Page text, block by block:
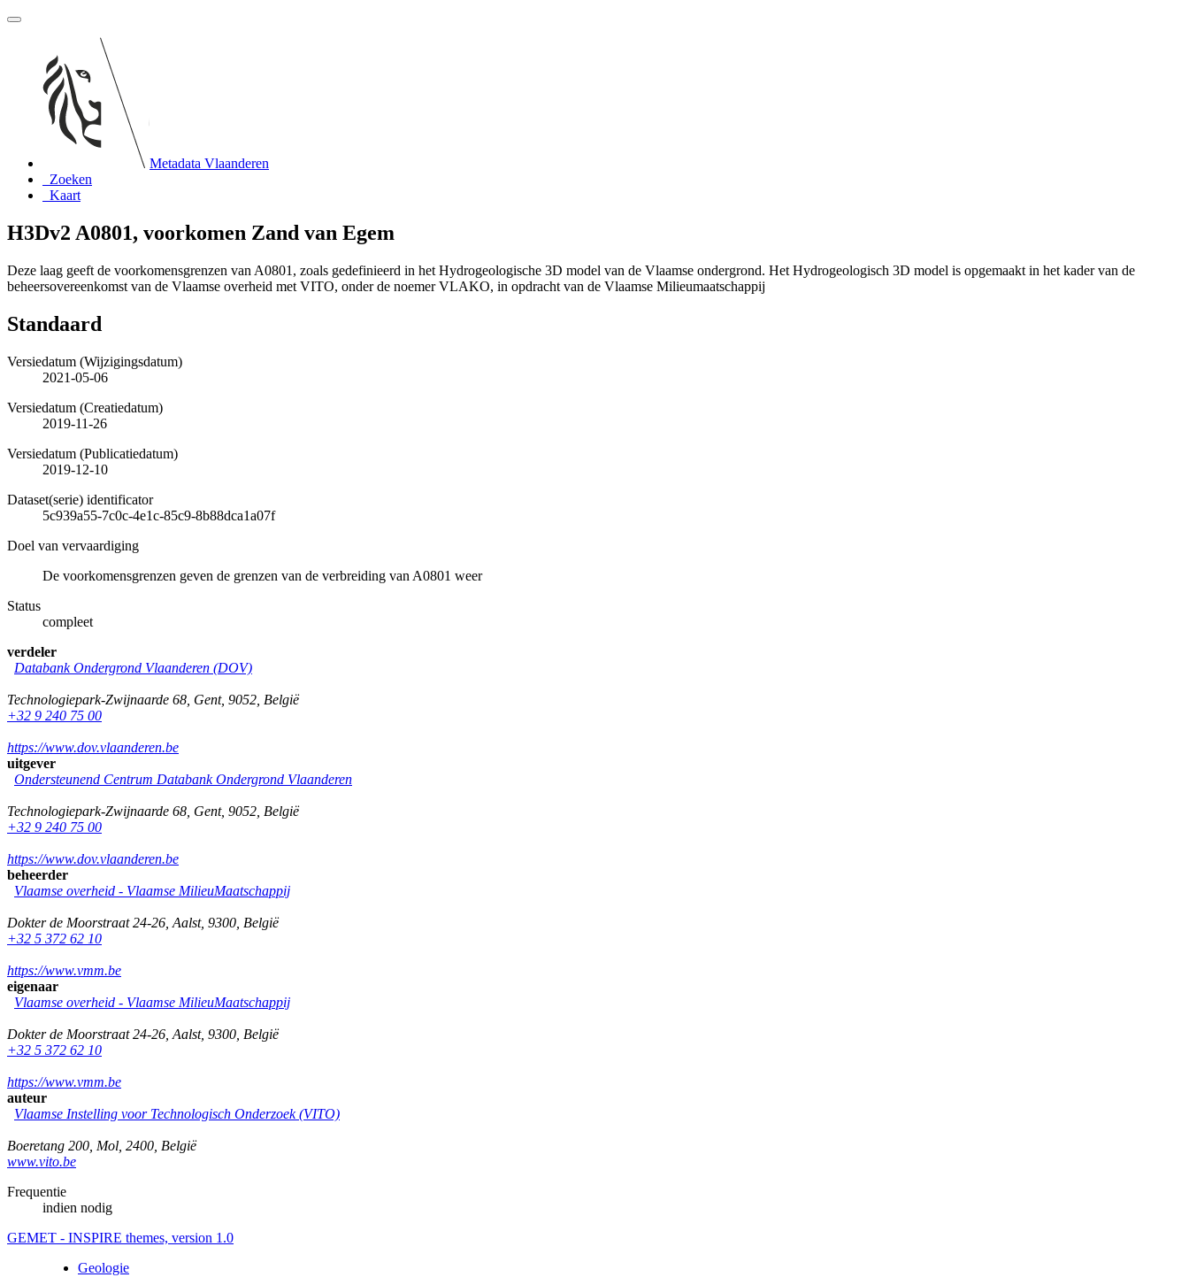
Metadata Vlaanderen
Zoeken
Kaart
H3Dv2 A0801, voorkomen Zand van Egem
Deze laag geeft de voorkomensgrenzen van A0801, zoals gedefinieerd in het Hydrogeologische 3D model van de Vlaamse ondergrond. Het Hydrogeologisch 3D model is opgemaakt in het kader van de
beheersovereenkomst van de Vlaamse overheid met VITO, onder de noemer VLAKO, in opdracht van de Vlaamse Milieumaatschappij
Standaard
Versiedatum (Wijzigingsdatum)
2021-05-06
Versiedatum (Creatiedatum)
2019-11-26
Versiedatum (Publicatiedatum)
2019-12-10
Dataset(serie) identificator
5c939a55-7c0c-4e1c-85c9-8b88dca1a07f
Doel van vervaardiging
De voorkomensgrenzen geven de grenzen van de verbreiding van A0801 weer
Status
compleet
verdeler
Databank Ondergrond Vlaanderen (DOV)
Technologiepark-Zwijnaarde 68 Gent, 9052 België
+32 9 240 75 00
https://www.dov.vlaanderen.be
uitgever
Ondersteunend Centrum Databank Ondergrond Vlaanderen
Technologiepark-Zwijnaarde 68 Gent, 9052 België
+32 9 240 75 00
https://www.dov.vlaanderen.be
beheerder
Vlaamse overheid - Vlaamse MilieuMaatschappij
Dokter de Moorstraat 24-26 Aalst, 9300 België
+32 5 372 62 10
https://www.vmm.be
eigenaar
Vlaamse overheid - Vlaamse MilieuMaatschappij
Dokter de Moorstraat 24-26 Aalst, 9300 België
+32 5 372 62 10
https://www.vmm.be
auteur
Vlaamse Instelling voor Technologisch Onderzoek (VITO)
Boeretang 200 Mol 2400 België
www.vito.be
Frequentie
indien nodig
GEMET - INSPIRE themes, version 1.0
Geologie